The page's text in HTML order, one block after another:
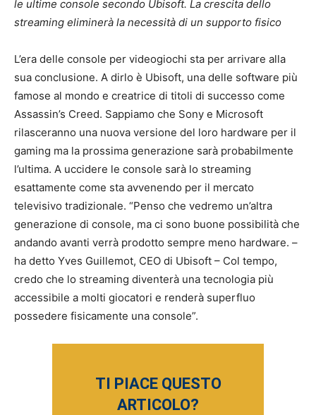
le ultime console secondo Ubisoft. La crescita dello
streaming eliminerà la necessità di un supporto fisico
L’era delle console per videogiochi sta per arrivare alla
sua conclusione. A dirlo è Ubisoft, una delle software più
famose al mondo e creatrice di titoli di successo come
Assassin’s Creed. Sappiamo che Sony e Microsoft
rilasceranno una nuova versione del loro hardware per il
gaming ma la prossima generazione sarà probabilmente
l’ultima. A uccidere le console sarà lo streaming
esattamente come sta avvenendo per il mercato
televisivo tradizionale. “Penso che vedremo un’altra
generazione di console, ma ci sono buone possibilità che
andando avanti verrà prodotto sempre meno hardware. –
ha detto Yves Guillemot, CEO di Ubisoft – Col tempo,
credo che lo streaming diventerà una tecnologia più
accessibile a molti giocatori e renderà superfluo
possedere fisicamente una console”.
TI PIACE QUESTO
ARTICOLO?